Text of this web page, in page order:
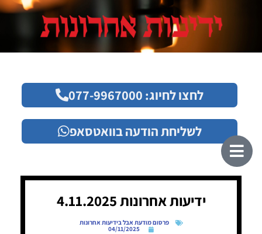
לחצו לחיוג: 077-9967000
לשליחת הודעה בוואטסאפ
ידיעות אחרונות 4.11.2025
פרסום מודעת אבל בידיעות אחרונות
04/11/2025